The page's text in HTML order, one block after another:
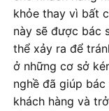
khỏe thay vì bất
này sẽ được bác
thể xảy ra để
ở những cơ sở
nghề đã giúp
khách hàng và